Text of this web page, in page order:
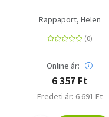
Rappaport, Helen
Online ár:
6 357 Ft
Eredeti ár: 6 691 Ft